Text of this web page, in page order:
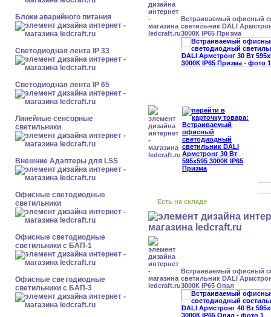
Блоки аварийного питания
Светодиодная лента IP 33
Светодиодная лента IP 65
Линейные сенсорные
светильники
Внешние Адаптеры для LSS
Офисные светодиодные
светильники
Офисные светодиодные
светильники с БАП-1
Офисные светодиодные
светильники с БАП-3
Встраиваемый офисный
светильник DALI
3000К IP65 Призма
Есть на складе
Встраиваемый офисный
светильник DALI
3000К IP65 Опал